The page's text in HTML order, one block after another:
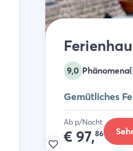
9,0 Phänomenal
Gemütliches
Ab p/Nacht
€ 97,86